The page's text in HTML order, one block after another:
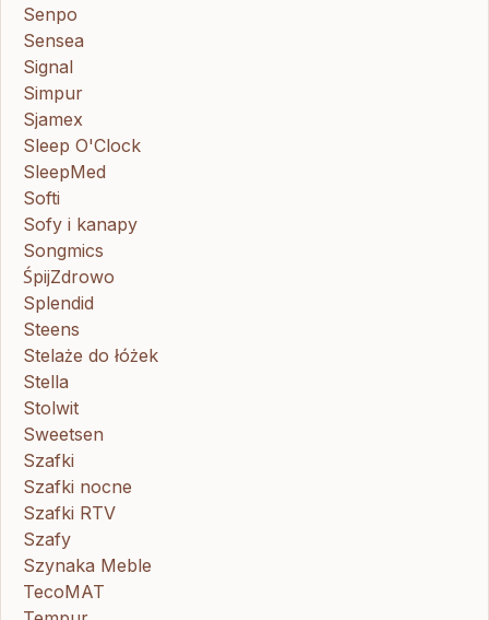
Senpo
Sensea
Signal
Simpur
Sjamex
Sleep O'Clock
SleepMed
Softi
Sofy i kanapy
Songmics
ŚpijZdrowo
Splendid
Steens
Stelaże do łóżek
Stella
Stolwit
Sweetsen
Szafki
Szafki nocne
Szafki RTV
Szafy
Szynaka Meble
TecoMAT